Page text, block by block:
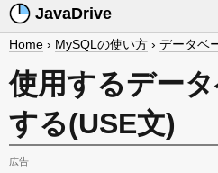
JavaDrive
Home › MySQLの使い方 › データベ
使用するデー
する(USE文)
広告